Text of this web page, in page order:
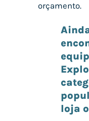
orçamento.
loja